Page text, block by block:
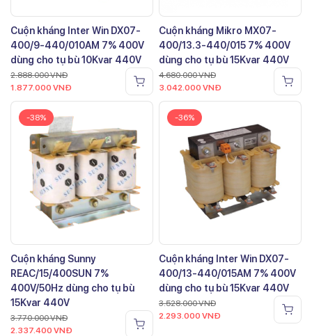
Cuộn kháng Inter Win DX07-
400/9-440/010AM 7% 400V
dùng cho tụ bù 10Kvar 440V
2.888.000VNĐ
1.877.000 VNĐ
Cuộn kháng Mikro MX07-
400/13.3-440/015 7% 400V
dùng cho tụ bù 15Kvar 440V
4.680.000VNĐ
3.042.000 VNĐ
-38%
Cuộn kháng Sunny
REAC/15/400SUN 7%
400V/50Hz dùng cho tụ bù
15Kvar 440V
3.770.000VNĐ
2.337.400 VNĐ
-36%
Cuộn kháng Inter Win DX07-
400/13-440/015AM 7% 400V
dùng cho tụ bù 15Kvar 440V
3.528.000VNĐ
2.293.000 VNĐ